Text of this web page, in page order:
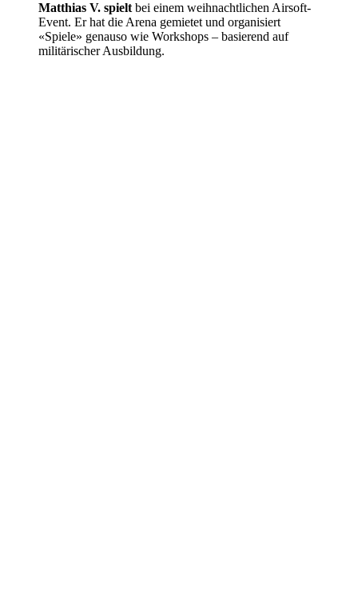
Matthias V. spielt bei einem weihnachtlichen Airsoft-
Event. Er hat die Arena gemietet und organisiert
«Spiele» genauso wie Workshops – basierend auf
militärischer Ausbildung.